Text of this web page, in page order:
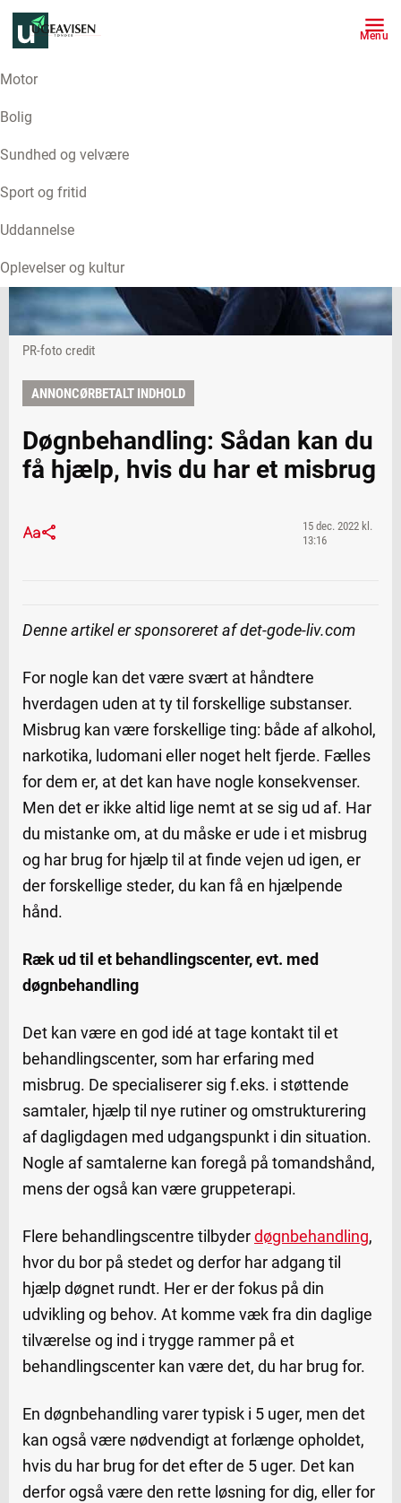
Menu
Motor
Bolig
Sundhed og velvære
Sport og fritid
Uddannelse
Oplevelser og kultur
PR-foto credit
ANNONCØRBETALT INDHOLD
Døgnbehandling: Sådan kan du
få hjælp, hvis du har et misbrug
15 dec. 2022 kl.
13:16
Denne artikel er sponsoreret af det-gode-liv.com
For nogle kan det være svært at håndtere
hverdagen uden at ty til forskellige substanser.
Misbrug kan være forskellige ting: både af alkohol,
narkotika, ludomani eller noget helt fjerde. Fælles
for dem er, at det kan have nogle konsekvenser.
Men det er ikke altid lige nemt at se sig ud af. Har
du mistanke om, at du måske er ude i et misbrug
og har brug for hjælp til at finde vejen ud igen, er
der forskellige steder, du kan få en hjælpende
hånd.
Ræk ud til et behandlingscenter, evt. med
døgnbehandling
Det kan være en god idé at tage kontakt til et
behandlingscenter, som har erfaring med
misbrug. De specialiserer sig f.eks. i støttende
samtaler, hjælp til nye rutiner og omstrukturering
af dagligdagen med udgangspunkt i din situation.
Nogle af samtalerne kan foregå på tomandshånd,
mens der også kan være gruppeterapi.
Flere behandlingscentre tilbyderdøgnbehandling,
hvor du bor på stedet og derfor har adgang til
hjælp døgnet rundt. Her er der fokus på din
udvikling og behov. At komme væk fra din daglige
tilværelse og ind i trygge rammer på et
behandlingscenter kan være det, du har brug for.
En døgnbehandling varer typisk i 5 uger, men det
kan også være nødvendigt at forlænge opholdet,
hvis du har brug for det efter de 5 uger. Det kan
derfor også være den rette løsning for dig, eller for